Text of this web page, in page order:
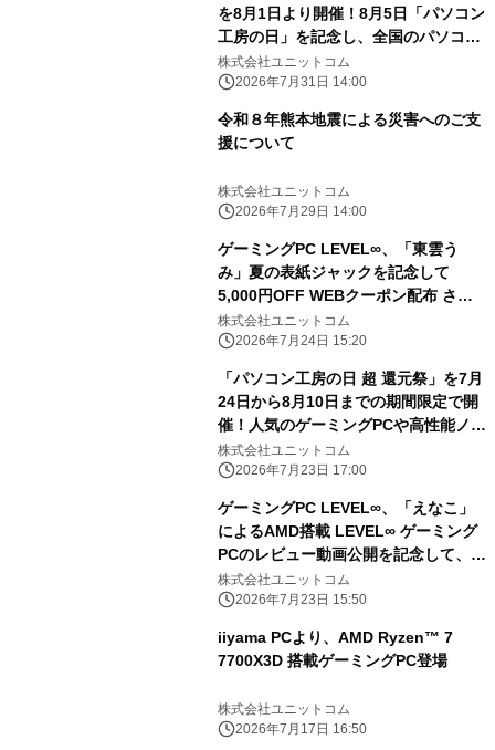
を8月1日より開催！8月5日「パソコン
工房の日」を記念し、全国のパソコン
工房店舗・WEB通販サイトで各種キャ
ンペーンを展開
株式会社ユニットコム
2026年7月31日 14:00
令和８年熊本地震による災害へのご支
援について
株式会社ユニットコム
2026年7月29日 14:00
ゲーミングPC LEVEL∞、「東雲う
み」夏の表紙ジャックを記念して
5,000円OFF WEBクーポン配布 さら
に、抽選でサイン入りコラボPCやサイ
ドパネルをプレゼント
株式会社ユニットコム
2026年7月24日 15:20
「パソコン工房の日 超 還元祭」を7月
24日から8月10日までの期間限定で開
催！人気のゲーミングPCや高性能ノー
トPCなど対象iiyama PCのご購入で最
大3万円分相当を還元
株式会社ユニットコム
2026年7月23日 17:00
ゲーミングPC LEVEL∞、「えなこ」
によるAMD搭載 LEVEL∞ ゲーミング
PCのレビュー動画公開を記念して、対
象のえなこコラボPCで使える最大
50,000円OFF WEBクーポンを先着20
りサイドパネルをプレゼント
株式会社ユニットコム
2026年7月23日 15:50
iiyama PCより、AMD Ryzen™ 7
7700X3D 搭載ゲーミングPC登場
株式会社ユニットコム
2026年7月17日 16:50